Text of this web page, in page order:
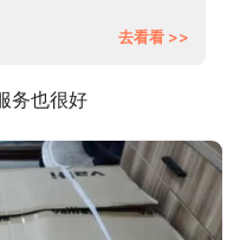
去看看 >>
务也很好